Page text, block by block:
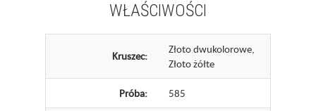
WŁAŚCIWOŚCI
Kruszec:
Złoto dwukolorowe,
Złoto żółte
Próba: 585